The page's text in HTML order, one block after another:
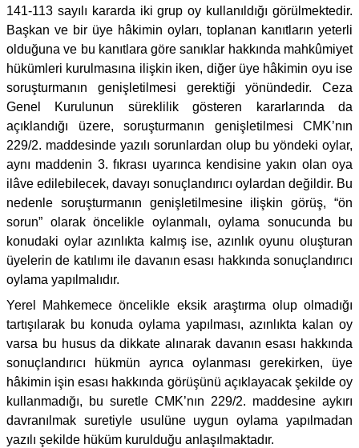
141-113 sayılı kararda iki grup oy kullanıldığı görülmektedir.
Başkan ve bir üye hâkimin oyları, toplanan kanıtların yeterli
olduğuna ve bu kanıtlara göre sanıklar hakkında mahkûmiyet
hükümleri kurulmasına ilişkin iken, diğer üye hâkimin oyu ise
soruşturmanın genişletilmesi gerektiği yönündedir. Ceza
Genel Kurulunun süreklilik gösteren kararlarında da
açıklandığı üzere, soruşturmanın genişletilmesi CMK’nın
229/2. maddesinde yazılı sorunlardan olup bu yöndeki oylar,
aynı maddenin 3. fıkrası uyarınca kendisine yakın olan oya
ilâve edilebilecek, davayı sonuçlandırıcı oylardan değildir. Bu
nedenle soruşturmanın genişletilmesine ilişkin görüş, “ön
sorun” olarak öncelikle oylanmalı, oylama sonucunda bu
konudaki oylar azınlıkta kalmış ise, azınlık oyunu oluşturan
üyelerin de katılımı ile davanın esası hakkında sonuçlandırıcı
oylama yapılmalıdır.
Yerel Mahkemece öncelikle eksik araştırma olup olmadığı
tartışılarak bu konuda oylama yapılması, azınlıkta kalan oy
varsa bu husus da dikkate alınarak davanın esası hakkında
sonuçlandırıcı hükmün ayrıca oylanması gerekirken, üye
hâkimin işin esası hakkında görüşünü açıklayacak şekilde oy
kullanmadığı, bu suretle CMK’nın 229/2. maddesine aykırı
davranılmak suretiyle usulüne uygun oylama yapılmadan
yazılı şekilde hüküm kurulduğu anlaşılmaktadır.